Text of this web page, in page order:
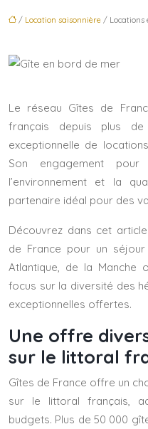
/ Location saisonnière / Locations
Le réseau Gîtes de
français depuis plus
exceptionnelle de
Son engagement pour
l’environnement et la
partenaire idéal pour des
Découvrez dans cet
de France pour un
Atlantique, de la Manche
focus sur la diversité des
exceptionnelles offertes.
Une offre
sur le littoral
Gîtes de France offre un
sur le littoral français,
budgets. Plus de 50 000